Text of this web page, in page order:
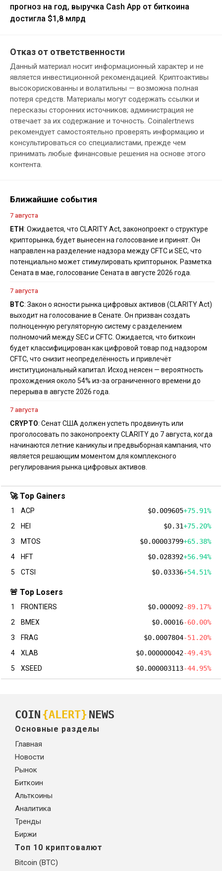
прогноз на год, выручка Cash App от биткоина
достигла $1,8 млрд
Отказ от ответственности
Данный материал носит информационный характер и не
является инвестиционной рекомендацией. Криптоактивы
высокорискованны и волатильны — возможна полная
потеря средств. Материалы могут содержать ссылки и
пересказы сторонних источников; администрация не
отвечает за их содержание и точность. Coinalertnews
рекомендует самостоятельно проверять информацию и
консультироваться со специалистами, прежде чем
принимать любые финансовые решения на основе этого
контента.
Ближайшие события
7 августа
ETH: Ожидается, что CLARITY Act, законопроект о структуре
крипторынка, будет вынесен на голосование и принят. Он
направлен на разделение надзора между CFTC и SEC, что
потенциально может стимулировать крипторынок. Разметка
Сената в мае, голосование Сената в августе 2026 года.
7 августа
BTC: Закон о ясности рынка цифровых активов (CLARITY Act)
выходит на голосование в Сенате. Он призван создать
полноценную регуляторную систему с разделением
полномочий между SEC и CFTC. Ожидается, что биткоин
будет классифицирован как цифровой товар под надзором
CFTC, что снизит неопределённость и привлечёт
институциональный капитал. Исход неясен — вероятность
прохождения около 54% из-за ограниченного времени до
перерыва в августе 2026 года.
7 августа
CRYPTO: Сенат США должен успеть продвинуть или
проголосовать по законопроекту CLARITY до 7 августа, когда
начинаются летние каникулы и предвыборная кампания, что
является решающим моментом для комплексного
регулирования рынка цифровых активов.
🚀 Top Gainers
1 ACP $0.009605+75.91%
2
HEI $0.31+75.20%
3
MTOS $0.00003799+65.38%
4
HFT $0.028392+56.94%
5
CTSI $0.03336+54.51%
🚨 Top Losers
1 FRONTIERS $0.000092-89.17%
2
BMEX $0.00016-60.00%
3
FRAG $0.0007804-51.20%
4
XLAB $0.000000042-49.43%
5
XSEED $0.000003113-44.95%
COIN {ALERT} NEWS
Основные разделы
Главная
Новости
Рынок
Биткоин
Альткоины
Аналитика
Тренды
Биржи
Топ 10 криптовалют
Bitcoin (BTC)